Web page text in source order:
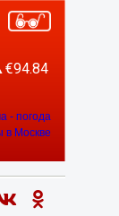
94.84
- погода
в Москве